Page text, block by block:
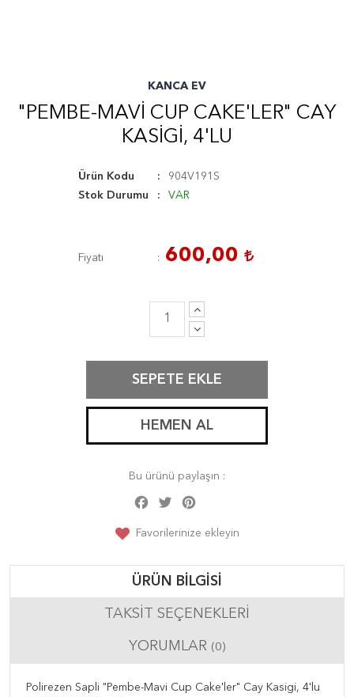
KANCA EV
"PEMBE-MAVI CUP CAKE'LER" CAY
KASIGI, 4'LU
Ürün Kodu
904V191S
Stok Durumu
VAR
Fiyatı 600,00
SEPETE EKLE
HEMEN AL
Bu ürünü paylaşın :
Facebook
Twitter
Favorilerinize ekleyin
ÜRÜN BILGISI
TAKSIT SEÇENEKLERI
YORUMLAR (0)
Polirezen Sapli "Pembe-Mavi Cup Cake'ler" Cay Kasigi, 4'lu